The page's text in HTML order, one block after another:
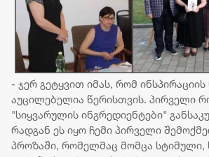
- ჯერ გეტყვით იმას, რომ
აუცილებელია წერისთვის. პირველი
"სიყვარულის ინგრედიენტები"
რადგან ეს იყო ჩემი პირველი
პროზაში, რომელმაც მომცა სტიმული,